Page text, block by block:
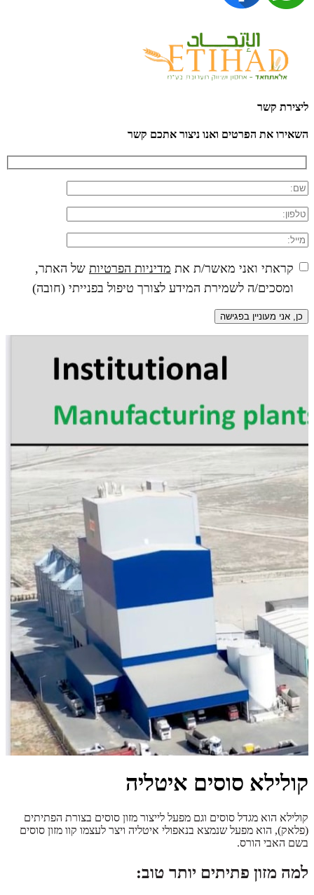
ליצירת קשר
השאירו את הפרטים ואנו ניצור אתכם קשר
קראתי ואני מאשר/ת את מדיניות הפרטיות של האתר,
ומסכים/ה לשמירת המידע לצורך טיפול בפנייתי (חובה)
קולילא סוסים איטליה
קולילא הוא מגדל סוסים וגם מפעל לייצור מזון סוסים בצורת הפתיתים
(פלאק), הוא מפעל שנמצא בנאפולי איטליה ויצר לעצמו קוו מזון סוסים
בשם האבי הורס.
למה מזון פתיתים יותר טוב: